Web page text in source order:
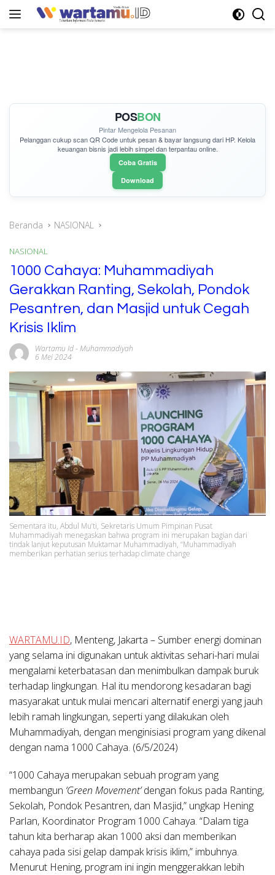
POSBON
Pintar Mengelola Pesanan
Pelanggan cukupscan QR Codeuntuk pesan & bayar langsung dari HP. Kelola
keuangan bisnis jadi lebih simpel dan terpantau online.
Coba Gratis
Download
Beranda NASIONAL
NASIONAL
1000 Cahaya: Muhammadiyah
Gerakkan Ranting, Sekolah, Pondok
Pesantren, dan Masjid untuk Cegah
Krisis Iklim
Wartamu Id- Muhammadiyah
6 Mei 2024
Sementara itu, Abdul Mu’ti, Sekretaris Umum Pimpinan Pusat
Muhammadiyah menegaskan bahwa program ini merupakan bagian dari
tindak lanjut keputusan Muktamar Muhammadiyah, “Muhammadiyah
memberikan perhatian serius terhadap climate change
WARTAMU.ID, Menteng, Jakarta – Sumber energi dominan
yang selama ini digunakan untuk aktivitas sehari-hari mulai
mengalami keterbatasan dan menimbulkan dampak buruk
terhadap lingkungan. Hal itu mendorong kesadaran bagi
masyarakat untuk mulai mencari alternatif energi yang jauh
lebih ramah lingkungan, seperti yang dilakukan oleh
Muhammadiyah, dengan menginisiasi program yang dikenal
dengan nama 1000 Cahaya. (6/5/2024)
“1000 Cahaya merupakan sebuah program yang
membangun ‘Green Movement’dengan fokus pada Ranting,
Sekolah, Pondok Pesantren, dan Masjid,” ungkap Hening
Parlan, Koordinator Program 1000 Cahaya. “Dalam tiga
tahun kita berharap akan 1000 aksi dan memberikan
cahaya pada sisi gelap dampak krisis iklim,” imbuhnya.
Menurut Hening, program ini ingin menggerakkan lebih